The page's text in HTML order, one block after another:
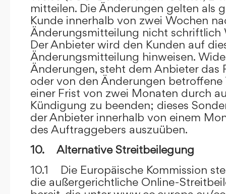
mitteilen. Die Änderungen gelten als
Kunde innerhalb von zwei Wochen
Änderungsmitteilung nicht schriftlich
Der Anbieter wird den Kunden auf
Änderungsmitteilung hinweisen.
Änderungen, steht dem Anbieter das
oder von den Änderungen betroffene
einer Frist von zwei Monaten durch
Kündigung zu beenden; dieses
der Anbieter innerhalb von einem
des Auftraggebers auszuüben.
10. Alternative Streitbeilegung
10.1 Die Europäische Kommission
die außergerichtliche Online-